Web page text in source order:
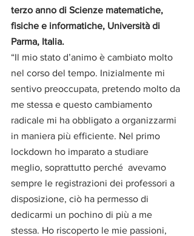
terzo anno di Scienze matematiche,
fisiche e informatiche, Università di
Parma, Italia.
“Il mio stato d’animo è cambiato molto
nel corso del tempo. Inizialmente mi
sentivo preoccupata, pretendo molto da
me stessa e questo cambiamento
radicale mi ha obbligato a organizzarmi
in maniera più efficiente. Nel primo
lockdown ho imparato a studiare
meglio, soprattutto perché  avevamo
sempre le registrazioni dei professori a
disposizione, ciò ha permesso di
dedicarmi un pochino di più a me
stessa. Ho riscoperto le mie passioni,